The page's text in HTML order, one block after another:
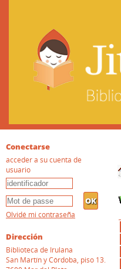
Conectarse
acceder a su cuenta de
usuario
Olvidé mi contraseña
Dirección
Biblioteca de Irulana
San Martín y Córdoba, piso 13.